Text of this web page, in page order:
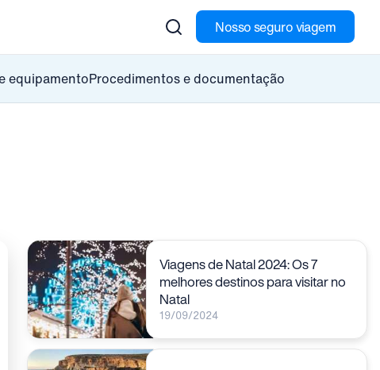
Nosso seguro viagem
equipamentoProcedimentos e documentação
Viagens de Natal 2024: Os 7
melhores destinos para visitar no
Natal
19/09/2024